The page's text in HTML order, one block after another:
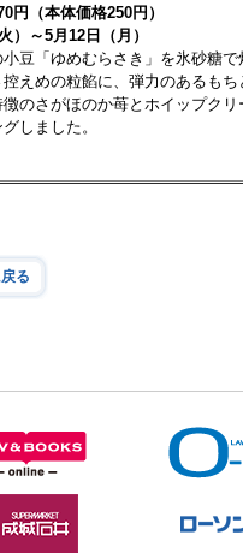
円（本体価格250円）
）～5月 12 日（月）
豆「ゆめむらさき」を氷砂糖で
えめの粒餡に、弾力のあるもち
徴のさがほのか苺とホイップクリ
しました。
る